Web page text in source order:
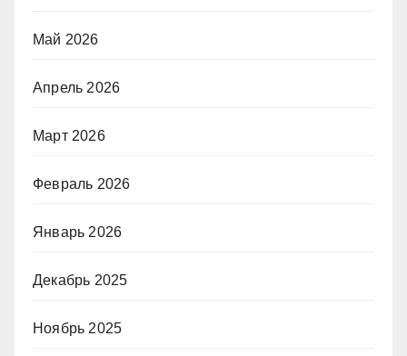
Май 2026
Апрель 2026
Март 2026
Февраль 2026
Январь 2026
Декабрь 2025
Ноябрь 2025